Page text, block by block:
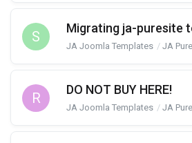
S
Migrating ja-puresite
JA Joomla Templates JA
R
DO NOT BUY HERE!
JA Joomla Templates JA